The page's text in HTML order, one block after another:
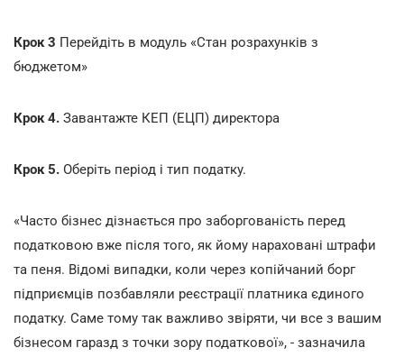
Крок 3 Перейдіть в модуль «Стан розрахунків з
бюджетом»
Крок 4. Завантажте КЕП (ЕЦП) директора
Крок 5. Оберіть період і тип податку.
«Часто бізнес дізнається про заборгованість перед
податковою вже після того, як йому нараховані штрафи
та пеня. Відомі випадки, коли через копійчаний борг
підприємців позбавляли реєстрації платника єдиного
податку. Саме тому так важливо звіряти, чи все з вашим
бізнесом гаразд з точки зору податкової», - зазначила